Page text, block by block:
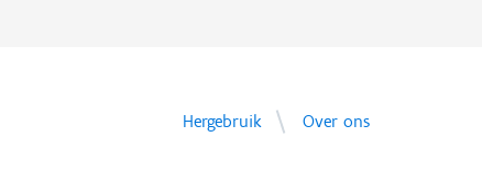
Hergebruik Over ons